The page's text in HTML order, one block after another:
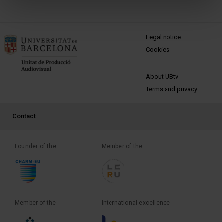
MENÚ PEU 1
Legal notice
Cookies
PEU 2
About UBtv
Terms and privacy
PEU 3
Contact
Founder of the Member of the
Member of the International excellence